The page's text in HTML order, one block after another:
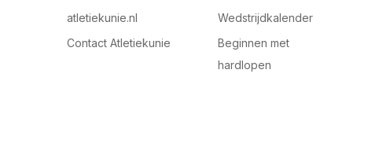
atletiekunie.nl
Contact Atletiekunie
Wedstrijdkalender
Beginnen met
hardlopen